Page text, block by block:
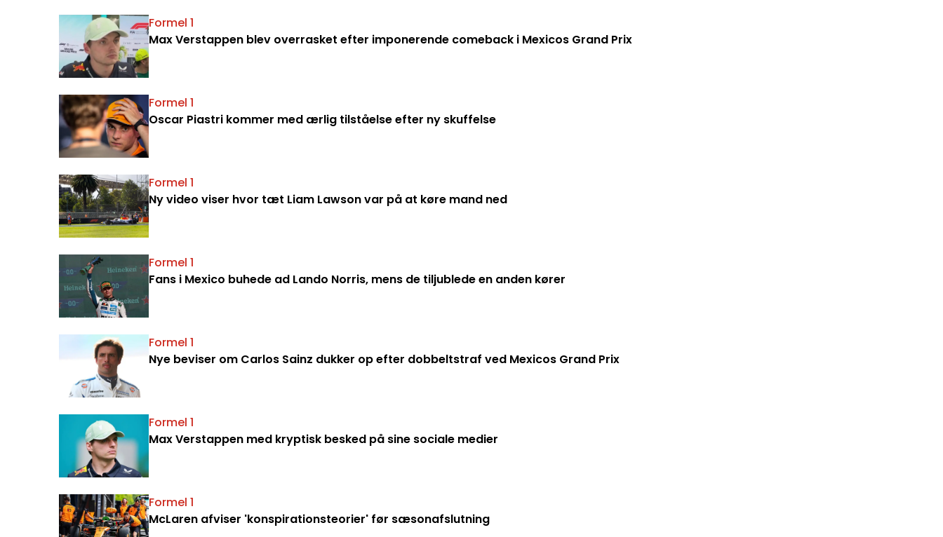
Formel 1
Max Verstappen blev overrasket efter imponerende comeback i Mexicos Grand Prix
Formel 1
Oscar Piastri kommer med ærlig tilståelse efter ny skuffelse
Formel 1
Ny video viser hvor tæt Liam Lawson var på at køre mand ned
Formel 1
Fans i Mexico buhede ad Lando Norris, mens de tiljublede en anden kører
Formel 1
Nye beviser om Carlos Sainz dukker op efter dobbeltstraf ved Mexicos Grand Prix
Formel 1
Max Verstappen med kryptisk besked på sine sociale medier
Formel 1
McLaren afviser 'konspirationsteorier' før sæsonafslutning